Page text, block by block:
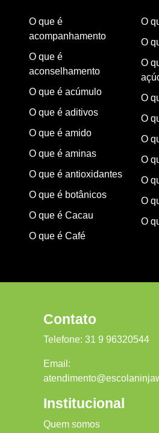
O que é
acompanhamento
O que é
aconselhamento
O que é acúmulo
O que é aditivos
O que é amido
O que é aminas
O que é antioxidantes
O que é botânicos
O que é Cacau
O que é Café
O
O
O
O
O
O
O
O
O
O
Contato
Telefone: 31 9 96320544
Email:
Institucional
Quem somos